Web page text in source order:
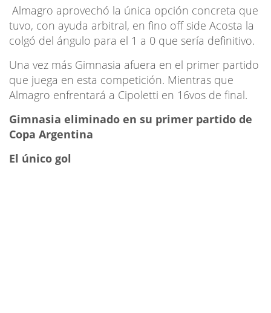
Almagro aprovechó la única opción concreta que
tuvo, con ayuda arbitral, en fino off side Acosta la
colgó del ángulo para el 1 a 0 que sería definitivo.
Una vez más Gimnasia afuera en el primer partido
que juega en esta competición. Mientras que
Almagro enfrentará a Cipoletti en 16vos de final.
Gimnasia eliminado en su primer partido de
Copa Argentina
El único gol